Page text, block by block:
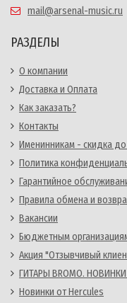
mail@arsenal-music.ru
РАЗДЕЛЫ
О компании
Доставка и Оплата
Как заказать?
Контакты
Именинникам - скидка до
Политика
Гарантийное
Правила обмена и
Вакансии
Бюджетным
Акция "Отзывчивый
ГИТАРЫ BROMO. НОВИНКИ
Новинки от Hercules